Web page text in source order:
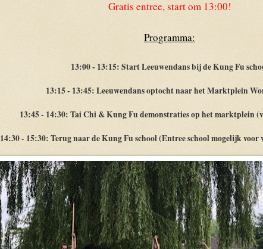
Gratis entree, start om 13:00!
Programma:
13:00 - 13:15: Start Leeuwendans bij de Kung Fu
13:15 - 13:45: Leeuwendans optocht naar het Marktplein
13:45 - 14:30: Tai Chi & Kung Fu demonstraties op het marktplein
14:30 - 15:30: Terug naar de Kung Fu school (Entree school mogelijk voor